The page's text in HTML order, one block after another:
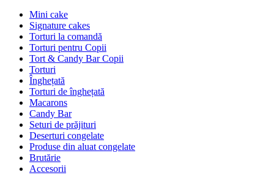
Mini cake
Signature cakes
Torturi la comandă
Torturi pentru Copii
Tort & Candy Bar Copii
Torturi
Înghețată
Torturi de înghețată
Macarons
Candy Bar
Seturi de prăjituri
Deserturi congelate
Produse din aluat congelate
Brutărie
Accesorii